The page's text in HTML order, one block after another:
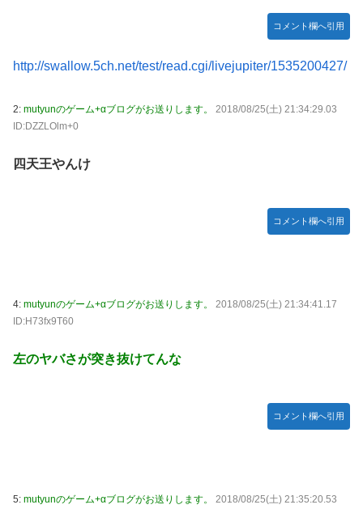
【悲報】人気配信者「はっきり言う、ジャングリア沖
縄ほんとーーーーーーーーにおもんない！！！！」→炎上
New!
海外「全部日本の真似だったのか…」 日本の普通の
New! 【艦これ】これがラ級ちゃんの水着modeか・・・！
【画像】島田フミカネ先生、ひたすらエッチな絵を上
New!
【画像あり】ワイ、今更SSSS.GRIDMANを観賞する
も面白過ぎて今まで観てなかったを後悔する…
2026年8月発売商品【発売スケジュール】
【〈物語〉シリーズ】セガ「忍野忍」「斧乃木余接」
にブッ刺さりまくりw w w w w w
【悲報】かつての「快楽天」が微妙になったわけｗｗ
【有能】政府「トラックはサービスエリア利用有料化すれば
ジャグラーやってる奴ってヤバいの多すぎじゃね？？？
今季もタイトル獲得を目指すFC町田ゼルビア黒田剛監督が
コメント欄へ引用
http://swallow.5ch.net/test/read.cgi/livejupiter/1535200427/
2: mutyunのゲーム+αブログがお送りします。
2018/08/25(土) 21:34:29.03
ID:DZZLOlm+0
四天王やんけ
コメント欄へ引用
4: mutyunのゲーム+αブログがお送りします。
2018/08/25(土) 21:34:41.17
ID:H73fx9T60
左のヤバさが突き抜けてんな
コメント欄へ引用
5: mutyunのゲーム+αブログがお送りします。
2018/08/25(土) 21:35:20.53